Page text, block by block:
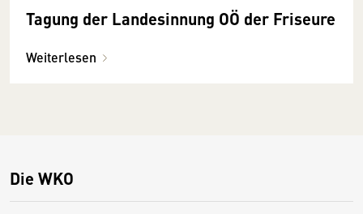
Tagung der Landesinnung OÖ der Friseure
Weiterlesen
Die WKO